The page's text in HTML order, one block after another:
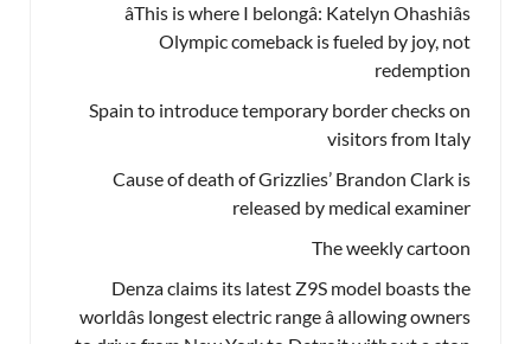
âThis is where I belongâ: Katelyn Ohashiâs
Olympic comeback is fueled by joy, not
redemption
Spain to introduce temporary border checks on
visitors from Italy
Cause of death of Grizzlies’ Brandon Clark is
released by medical examiner
The weekly cartoon
Denza claims its latest Z9S model boasts the
worldâs longest electric range â allowing owners